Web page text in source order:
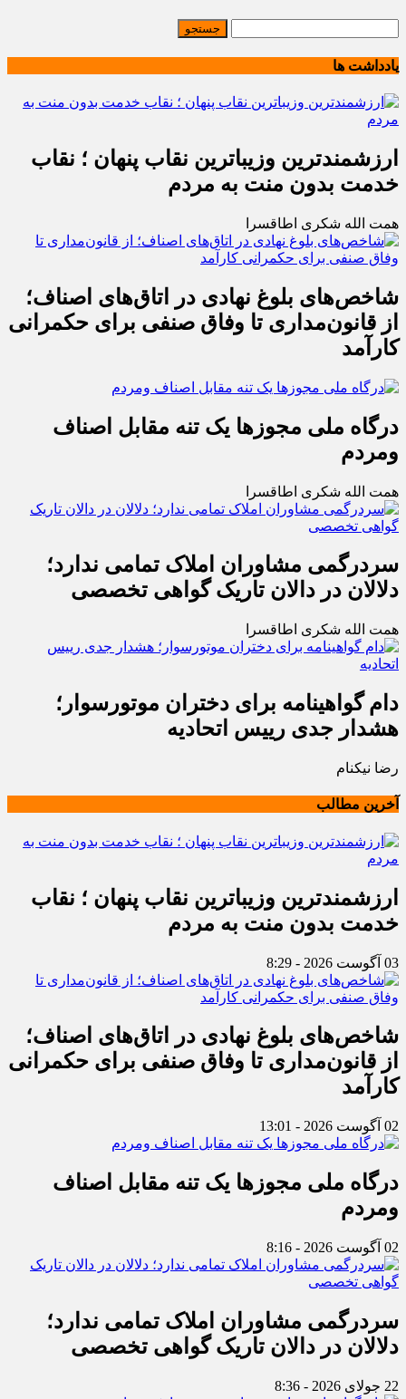
یادداشت ها
ارزشمندترین وزیباترین نقاب پنهان ؛ نقاب
خدمت بدون منت به مردم
همت الله شکری اطاقسرا
شاخص‌های بلوغ نهادی در اتاق‌های اصناف؛
از قانون‌مداری تا وفاق صنفی برای حکمرانی
کارآمد
درگاه ملی مجوزها یک تنه مقابل اصناف
ومردم
همت الله شکری اطاقسرا
سردرگمی مشاوران املاک تمامی ندارد؛
دلالان در دالان تاریک گواهی تخصصی
همت الله شکری اطاقسرا
دام گواهینامه برای دختران موتورسوار؛
هشدار جدی رییس اتحادیه
رضا نیکنام
آخرین مطالب
ارزشمندترین وزیباترین نقاب پنهان ؛ نقاب
خدمت بدون منت به مردم
03 آگوست 2026 - 8:29
شاخص‌های بلوغ نهادی در اتاق‌های اصناف؛
از قانون‌مداری تا وفاق صنفی برای حکمرانی
کارآمد
02 آگوست 2026 - 13:01
درگاه ملی مجوزها یک تنه مقابل اصناف
ومردم
02 آگوست 2026 - 8:16
سردرگمی مشاوران املاک تمامی ندارد؛
دلالان در دالان تاریک گواهی تخصصی
22 جولای 2026 - 8:36